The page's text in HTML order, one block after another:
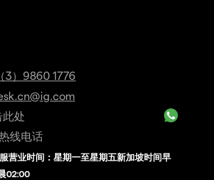
3）9860 1776
此处
线电话
营业时间：星期一至星期五新加坡时间早
02:00